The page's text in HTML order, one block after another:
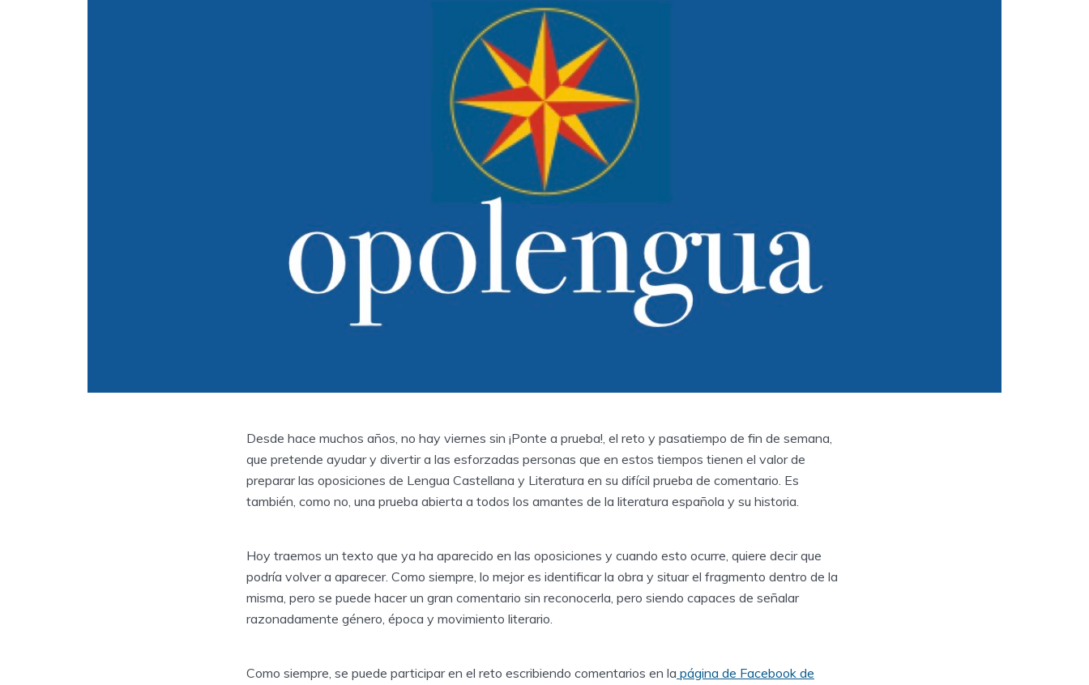
Desde hace muchos años, no hay viernes sin ¡Ponte a prueba!, el reto y pasatiempo de fin de semana,
que pretende ayudar y divertir a las esforzadas personas que en estos tiempos tienen el valor de
preparar las oposiciones de Lengua Castellana y Literatura en su difícil prueba de comentario. Es
también, como no, una prueba abierta a todos los amantes de la literatura española y su historia.
Hoy traemos un texto que ya ha aparecido en las oposiciones y cuando esto ocurre, quiere decir que
podría volver a aparecer. Como siempre, lo mejor es identificar la obra y situar el fragmento dentro de la
misma, pero se puede hacer un gran comentario sin reconocerla, pero siendo capaces de señalar
razonadamente género, época y movimiento literario.
Como siempre, se puede participar en el reto escribiendo comentarios en la página de Facebook de